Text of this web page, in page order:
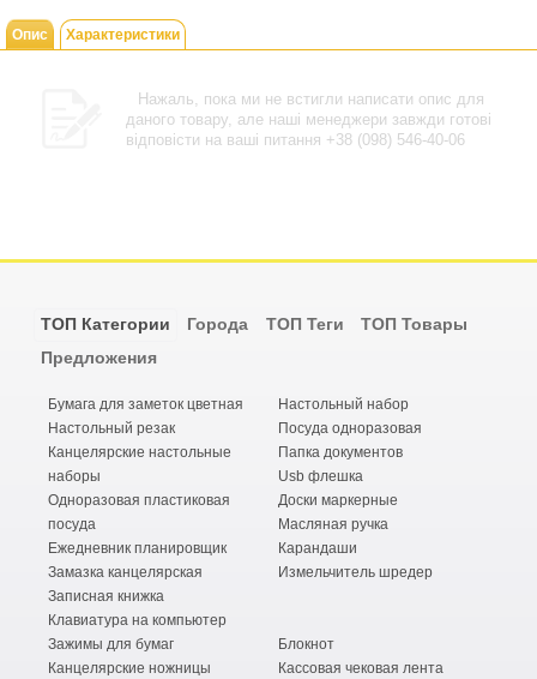
Опис Характеристики
Нажаль, пока ми не встигли написати опис для
даного товару, але наші менеджери завжди готові
відповісти на ваші питання +38 (098) 546-40-06
ТОП Категории Города ТОП Теги
ТОП Товары
Предложения
Бумага для заметок цветная
Настольный резак
Канцелярские настольные
наборы
Одноразовая пластиковая
посуда
Ежедневник планировщик
Замазка канцелярская
Записная книжка
Клавиатура на компьютер
Настольный набор
Посуда одноразовая
Папка документов
Usb флешка
Доски маркерные
Масляная ручка
Карандаши
Измельчитель шредер
Зажимы для бумаг
Канцелярские ножницы
Блокнот
Кассовая чековая лента